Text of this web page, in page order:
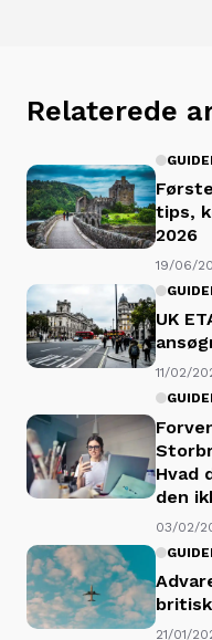
Relaterede
tips,
2026
19/06/
UK
11/02/
Hvad
den
03/02/
21/01/